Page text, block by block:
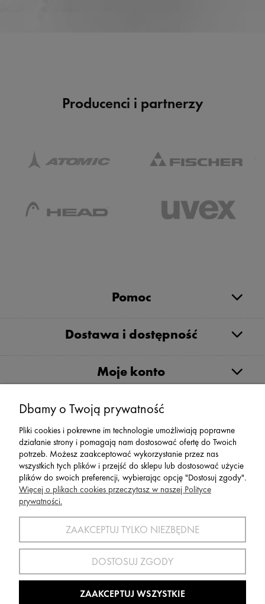
Producenci i partnerzy
Pomoc
Dostawa i dostępność
Moje konto
Serwis
Zwroty,Reklamacje Wymiany
SPORT 2002 ||
sport2002@onet.eutel:(75) 777 76 36
Wszelkie Prawa Zastrzeżone © 2022 Sport2002.pl
Wdrożenie:Agencja InteraktywnaDesignOrka|Sklep Shoper.pl
Dbamy o Twoją prywatność
Pliki cookies i pokrewne im technologie umożliwiają poprawne
działanie strony i pomagają nam dostosować ofertę do Twoich
potrzeb. Możesz zaakceptować wykorzystanie przez nas
wszystkich tych plików i przejść do sklepu lub dostosować użycie
plików do swoich preferencji, wybierając opcję "Dostosuj zgody".
Więcej o plikach cookies przeczytasz w naszej Polityce
prywatności.
ZAAKCEPTUJ TYLKO NIEZBĘDNE
DOSTOSUJ ZGODY
ZAAKCEPTUJ WSZYSTKIE